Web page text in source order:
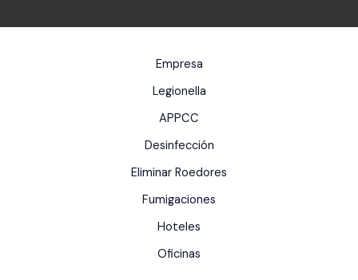
Empresa
Legionella
APPCC
Desinfección
Eliminar Roedores
Fumigaciones
Hoteles
Oficinas